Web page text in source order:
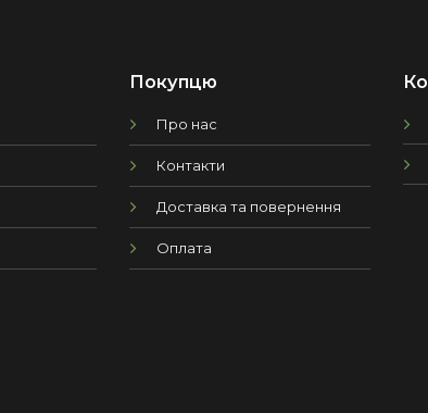
Покупцю
Про нас
Контакти
Доставка та повернення
Оплата